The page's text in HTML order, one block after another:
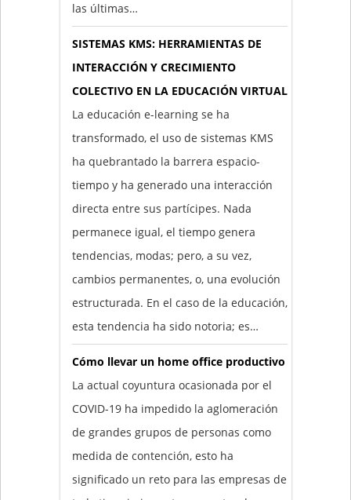
las últimas…
SISTEMAS KMS: HERRAMIENTAS DE
INTERACCIÓN Y CRECIMIENTO
COLECTIVO EN LA EDUCACIÓN VIRTUAL
La educación e-learning se ha
transformado, el uso de sistemas KMS
ha quebrantado la barrera espacio-
tiempo y ha generado una interacción
directa entre sus partícipes. Nada
permanece igual, el tiempo genera
tendencias, modas; pero, a su vez,
cambios permanentes, o, una evolución
estructurada. En el caso de la educación,
esta tendencia ha sido notoria; es…
Cómo llevar un home office productivo
La actual coyuntura ocasionada por el
COVID-19 ha impedido la aglomeración
de grandes grupos de personas como
medida de contención, esto ha
significado un reto para las empresas de